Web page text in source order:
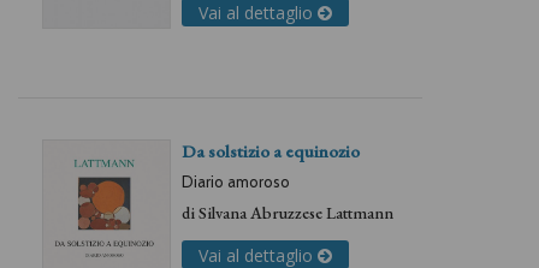
Vai al dettaglio
Da solstizio a equinozio
Diario amoroso
diSilvana Abruzzese Lattmann
Vai al dettaglio